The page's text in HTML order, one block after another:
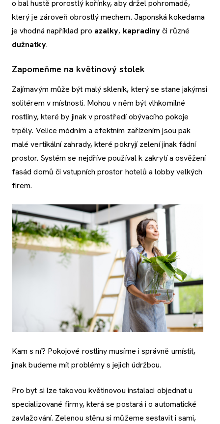
o bal hustě prorostlý kořínky, aby držel pohromadě,
který je zároveň obrostlý mechem. Japonská kokedama
je vhodná například pro azalky, kapradinyči různé
dužnatky.
Zapomeňme na květinový stolek
Zajímavým může být malý skleník, který se stane jakýmsi
solitérem v místnosti. Mohou v něm být vlhkomilné
rostliny, které by jinak v prostředí obývacího pokoje
trpěly. Velice módním a efektním zařízením jsou pak
malé vertikální zahrady, které pokryjí zelení jinak fádní
prostor. Systém se nejdříve používal k zakrytí a osvěžení
fasád domů či vstupních prostor hotelů a lobby velkých
firem.
Kam s ní? Pokojové rostliny musíme i správně umístit,
jinak budeme mít problémy s jejich údržbou.
Pro byt si lze takovou květinovou instalaci objednat u
specializované firmy, která se postará i o automatické
zavlažování. Zelenou stěnu si můžeme sestavit i sami,